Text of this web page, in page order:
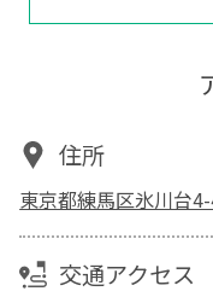
住所
東京都練馬区氷川台
交通アクセス